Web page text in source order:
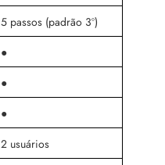
5 passos (padrão 3º)
●
●
●
2 usuários